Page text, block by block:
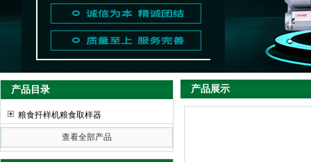
产品目录
粮食扦样机粮食取样器
查看全部产品
产品展示